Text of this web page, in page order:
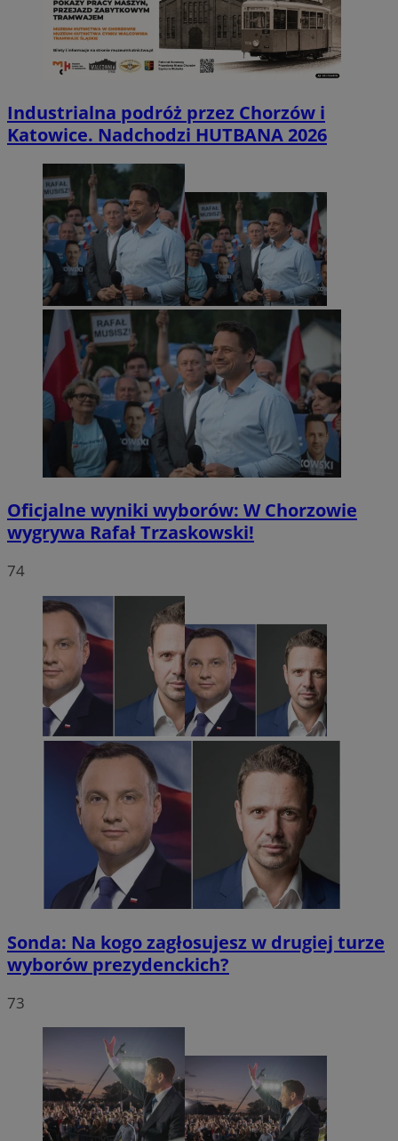
Industrialna podróż przez Chorzów i
Katowice. Nadchodzi HUTBANA 2026
Oficjalne wyniki wyborów: W Chorzowie
wygrywa Rafał Trzaskowski!
74
Sonda: Na kogo zagłosujesz w drugiej turze
wyborów prezydenckich?
73